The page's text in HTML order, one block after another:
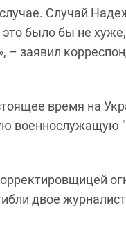
Случай
было бы не
заявил
время на
военнослужащую
двое